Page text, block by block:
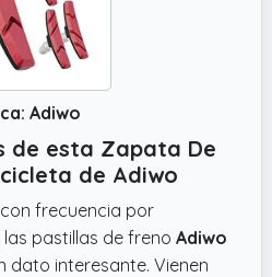
Adiwo
de esta Zapata De
de Adiwo
frecuencia por
pastillas de freno Adiwo
dato interesante. Vienen